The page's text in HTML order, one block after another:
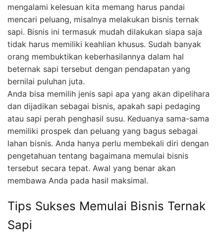
mengalami kelesuan kita memang harus pandai
mencari peluang, misalnya melakukan bisnis ternak
sapi. Bisnis ini termasuk mudah dilakukan siapa saja
tidak harus memiliki keahlian khusus. Sudah banyak
orang membuktikan keberhasilannya dalam hal
beternak sapi tersebut dengan pendapatan yang
bernilai puluhan juta.
Anda bisa memilih jenis sapi apa yang akan dipelihara
dan dijadikan sebagai bisnis, apakah sapi pedaging
atau sapi perah penghasil susu. Keduanya sama-sama
memiliki prospek dan peluang yang bagus sebagai
lahan bisnis. Anda hanya perlu membekali diri dengan
pengetahuan tentang bagaimana memulai bisnis
tersebut secara tepat. Awal yang benar akan
membawa Anda pada hasil maksimal.
Tips Sukses Memulai Bisnis Ternak
Sapi